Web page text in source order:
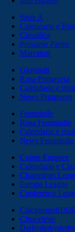
Serie A
Calendario e
Classifica
Prossime Partite
Marcatori
Giovanili
Rosa Primavera
Calendario e
News Primavera
Femminile
Rosa Femminile
Calendario e
News Femminile
Coppe Europee
Calendario e
Champions
Europa League
Conference
Calcionapoli1926
Cittaceleste
Derbyderbyderby